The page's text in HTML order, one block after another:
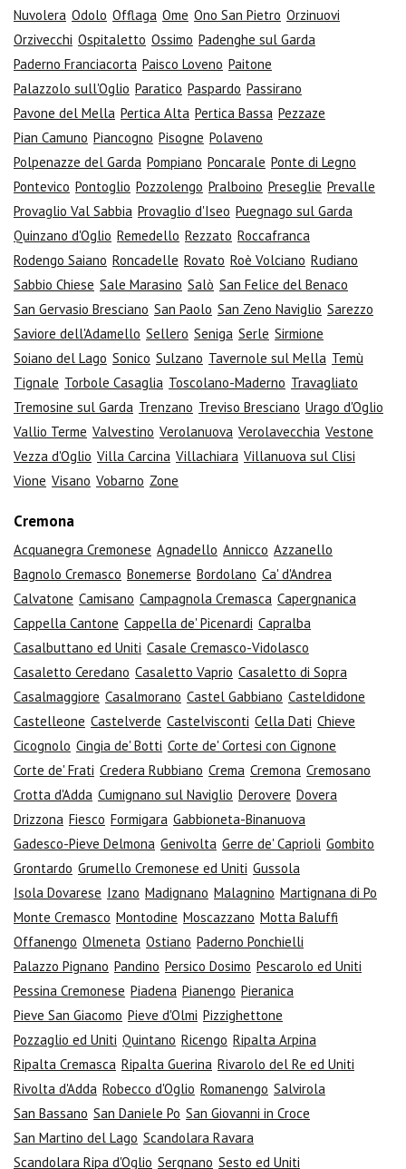
Nuvolera Odolo Offlaga Ome Ono San Pietro Orzinuovi
Orzivecchi Ospitaletto Ossimo Padenghe sul Garda
Paderno Franciacorta Paisco Loveno Paitone
Palazzolo sull'Oglio Paratico Paspardo Passirano
Pavone del Mella Pertica Alta Pertica Bassa Pezzaze
Pian Camuno Piancogno Pisogne Polaveno
Polpenazze del Garda Pompiano Poncarale Ponte di Legno
Pontevico Pontoglio Pozzolengo Pralboino Preseglie Prevalle
Provaglio Val Sabbia Provaglio d'Iseo Puegnago sul Garda
Quinzano d'Oglio Remedello Rezzato Roccafranca
Rodengo Saiano Roncadelle Rovato Roè Volciano Rudiano
Sabbio Chiese Sale Marasino Salò San Felice del Benaco
San Gervasio Bresciano San Paolo San Zeno Naviglio Sarezzo
Saviore dell'Adamello Sellero Seniga Serle Sirmione
Soiano del Lago Sonico Sulzano Tavernole sul Mella Temù
Tignale Torbole Casaglia Toscolano-Maderno Travagliato
Tremosine sul Garda Trenzano Treviso Bresciano Urago d'Oglio
Vallio Terme Valvestino Verolanuova Verolavecchia Vestone
Vezza d'Oglio Villa Carcina Villachiara Villanuova sul Clisi
Vione Visano Vobarno Zone
Cremona
Acquanegra Cremonese Agnadello Annicco Azzanello
Bagnolo Cremasco Bonemerse Bordolano Ca' d'Andrea
Calvatone Camisano Campagnola Cremasca Capergnanica
Cappella Cantone Cappella de' Picenardi Capralba
Casalbuttano ed Uniti Casale Cremasco-Vidolasco
Casaletto Ceredano Casaletto Vaprio Casaletto di Sopra
Casalmaggiore Casalmorano Castel Gabbiano Casteldidone
Castelleone Castelverde Castelvisconti Cella Dati Chieve
Cicognolo Cingia de' Botti Corte de' Cortesi con Cignone
Corte de' Frati Credera Rubbiano Crema Cremona Cremosano
Crotta d'Adda Cumignano sul Naviglio Derovere Dovera
Drizzona Fiesco Formigara Gabbioneta-Binanuova
Gadesco-Pieve Delmona Genivolta Gerre de' Caprioli Gombito
Grontardo Grumello Cremonese ed Uniti Gussola
Isola Dovarese Izano Madignano Malagnino Martignana di Po
Monte Cremasco Montodine Moscazzano Motta Baluffi
Offanengo Olmeneta Ostiano Paderno Ponchielli
Palazzo Pignano Pandino Persico Dosimo Pescarolo ed Uniti
Pessina Cremonese Piadena Pianengo Pieranica
Pieve San Giacomo Pieve d'Olmi Pizzighettone
Pozzaglio ed Uniti Quintano Ricengo Ripalta Arpina
Ripalta Cremasca Ripalta Guerina Rivarolo del Re ed Uniti
Rivolta d'Adda Robecco d'Oglio Romanengo Salvirola
San Bassano San Daniele Po San Giovanni in Croce
San Martino del Lago Scandolara Ravara
Scandolara Ripa d'Oglio Sergnano Sesto ed Uniti